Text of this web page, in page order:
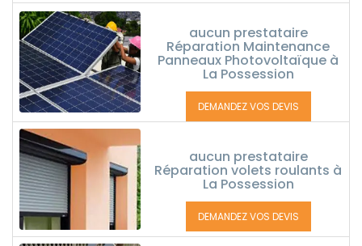
aucun prestataire
Réparation Maintenance
Panneaux Photovoltaïque à
La Possession
DEMANDEZ VOS DEVIS
aucun prestataire
Réparation volets roulants à
La Possession
DEMANDEZ VOS DEVIS